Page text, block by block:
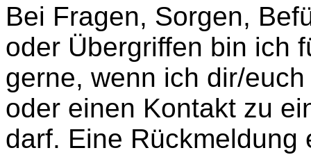
Bei Fragen, Sorgen,
oder Übergriffen bin ich
gerne, wenn ich dir/
oder einen Kontakt zu
darf. Eine Rückmeldung